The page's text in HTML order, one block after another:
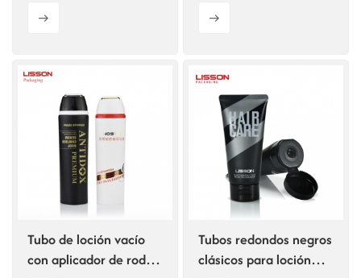
envases cosméticos
Tubo de loción vacío
con aplicador de rodillo
Tubos redondos negros
clásicos para loción